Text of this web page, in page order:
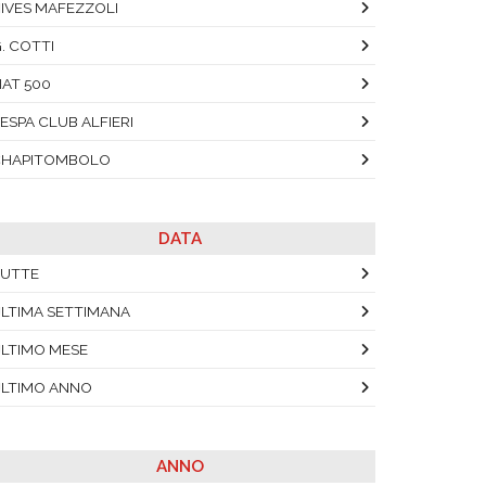
MAFEZZOLI
COTTI
500
CLUB ALFIERI
DATA
SETTIMANA
MESE
ANNO
ANNO